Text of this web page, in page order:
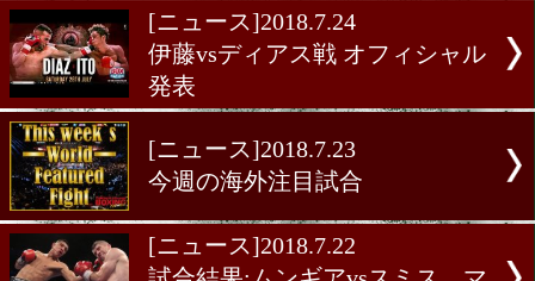
[ニュース]2018.7.27
最終会見:ガルシアvsイー
Jr
[前日計量]2018.7.26